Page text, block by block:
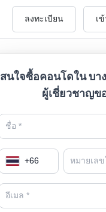
ลงทะเบียน เ
สนใจซื้อคอนโดใน บา
ผู้เชี่ยวชาญข
+66